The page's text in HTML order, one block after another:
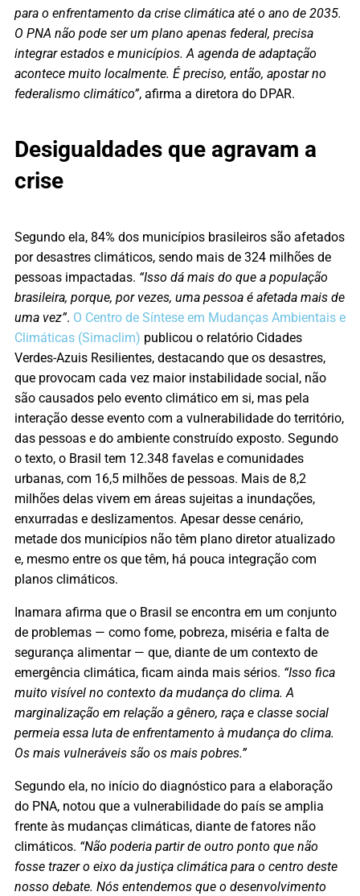
para o enfrentamento da crise climática até o ano de 2035.
O PNA não pode ser um plano apenas federal, precisa
integrar estados e municípios. A agenda de adaptação
acontece muito localmente. É preciso, então, apostar no
federalismo climático”, afirma a diretora do DPAR.
Desigualdades que agravam a
crise
Segundo ela, 84% dos municípios brasileiros são afetados
por desastres climáticos, sendo mais de 324 milhões de
pessoas impactadas. “Isso dá mais do que a população
brasileira, porque, por vezes, uma pessoa é afetada mais de
uma vez”. O Centro de Síntese em Mudanças Ambientais e
Climáticas (Simaclim) publicou o relatório Cidades
Verdes-Azuis Resilientes, destacando que os desastres,
que provocam cada vez maior instabilidade social, não
são causados pelo evento climático em si, mas pela
interação desse evento com a vulnerabilidade do território,
das pessoas e do ambiente construído exposto. Segundo
o texto, o Brasil tem 12.348 favelas e comunidades
urbanas, com 16,5 milhões de pessoas. Mais de 8,2
milhões delas vivem em áreas sujeitas a inundações,
enxurradas e deslizamentos. Apesar desse cenário,
metade dos municípios não têm plano diretor atualizado
e, mesmo entre os que têm, há pouca integração com
planos climáticos.
Inamara afirma que o Brasil se encontra em um conjunto
de problemas — como fome, pobreza, miséria e falta de
segurança alimentar — que, diante de um contexto de
emergência climática, ficam ainda mais sérios. “Isso fica
muito visível no contexto da mudança do clima. A
marginalização em relação a gênero, raça e classe social
permeia essa luta de enfrentamento à mudança do clima.
Os mais vulneráveis são os mais pobres.”
Segundo ela, no início do diagnóstico para a elaboração
do PNA, notou que a vulnerabilidade do país se amplia
frente às mudanças climáticas, diante de fatores não
climáticos. “Não poderia partir de outro ponto que não
fosse trazer o eixo da justiça climática para o centro deste
nosso debate. Nós entendemos que o desenvolvimento